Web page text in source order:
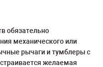
обязательно
механического или
рычаги и тумблеры с
желаемая